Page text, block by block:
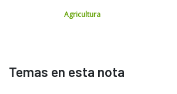
Agricultura
Temas en esta nota